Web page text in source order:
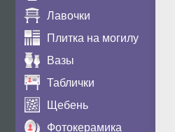
Лавочки
Плитка на могилу
Вазы
Таблички
Щебень
Фотокерамика